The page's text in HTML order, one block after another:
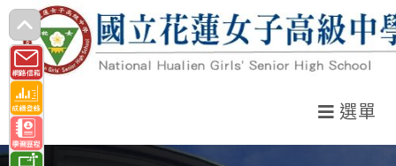
跳
轉
至
主
要
內
選單